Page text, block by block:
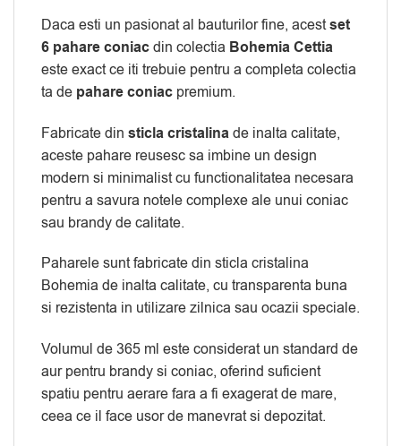
Daca esti un pasionat al bauturilor fine, acestset
6 pahare coniacdin colectia Bohemia Cettia
este exact ce iti trebuie pentru a completa colectia
ta de pahare coniac premium.
Fabricate din sticla cristalinade inalta calitate,
aceste pahare reusesc sa imbine un design
modern si minimalist cu functionalitatea necesara
pentru a savura notele complexe ale unui coniac
sau brandy de calitate.
Paharele sunt fabricate din sticla cristalina
Bohemia de inalta calitate, cu transparenta buna
si rezistenta in utilizare zilnica sau ocazii speciale.
Volumul de 365 ml este considerat un standard de
aur pentru brandy si coniac, oferind suficient
spatiu pentru aerare fara a fi exagerat de mare,
ceea ce il face usor de manevrat si depozitat.